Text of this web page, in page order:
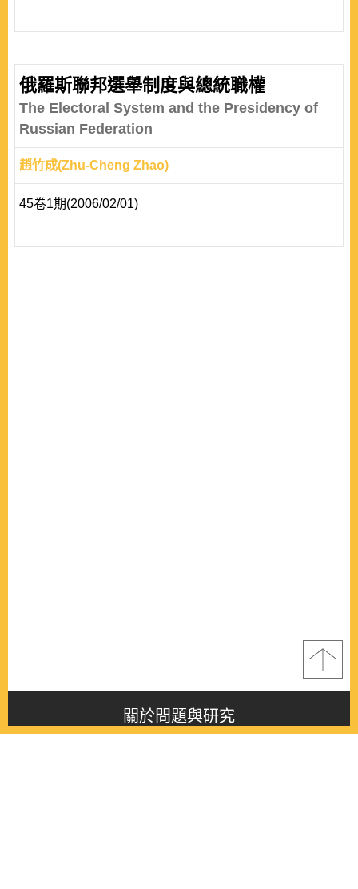
俄羅斯聯邦選舉制度與總統職權
The Electoral System and the Presidency of
Russian Federation
趙竹成(Zhu-Cheng Zhao)
45卷1期(2006/02/01)
關於問題與研究
About this journal